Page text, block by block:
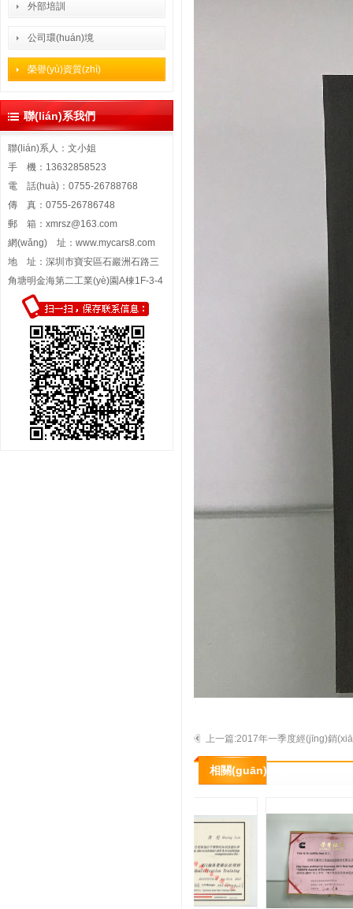
外部培訓
公司環(huán)境
榮譽(yù)資質(zhì)
聯(lián)系我們
聯(lián)系人：文小姐
手 機：13632858523
電 話(huà)：0755-26788768
傳 真：0755-26786748
郵 箱： xmrsz@163.com
網(wǎng) 址： www.mycars8.com
地 址：深圳市寶安區石巖洲石路三
角塘明金海第二工業(yè)園A棟1F-3-4
上一篇:2017年一季度經(jīng)銷
_c
相關(guān)展示